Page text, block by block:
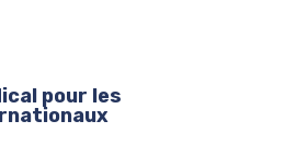
pour les